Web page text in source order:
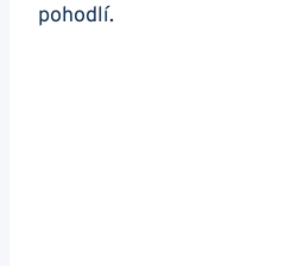
pohodlí.